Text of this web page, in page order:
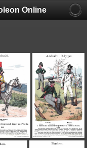
Online